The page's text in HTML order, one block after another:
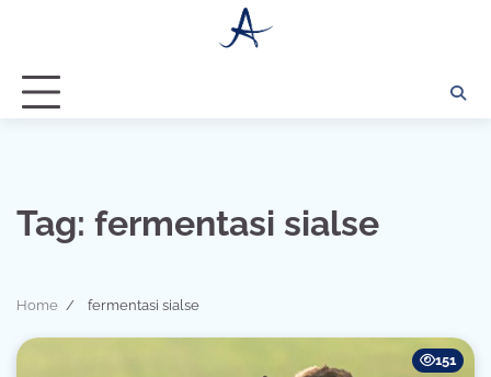
Tag: fermentasi sialse
Home fermentasi sialse
151